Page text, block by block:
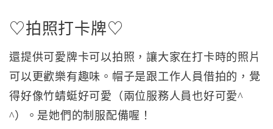
♡拍照打卡牌♡
還提供可愛牌卡可以拍照，讓大家在打卡時的照片
可以更歡樂有趣味。帽子是跟工作人員借拍的，覺
得好像竹蜻蜓好可愛（兩位服務人員也好可愛^
^）。是她們的制服配備喔！